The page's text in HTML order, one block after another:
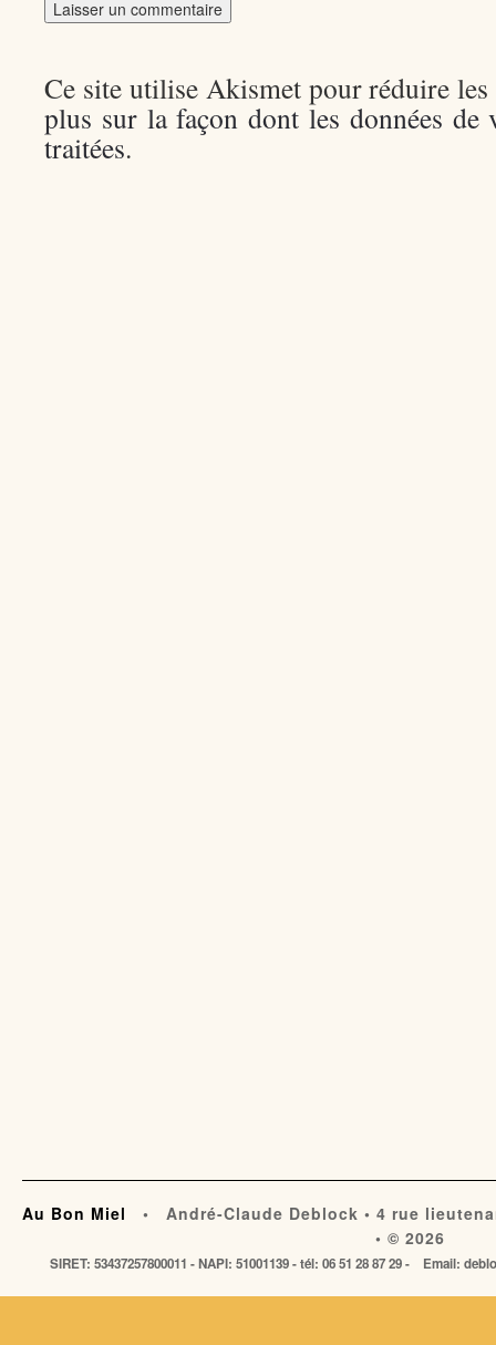
Ce site utilise Akismet pour réduire
plus sur la façon dont les données de
traitées.
Au Bon Miel
• André-Claude Deblock • 4 rue
• © 2026
SIRET: 53437257800011 - NAPI: 51001139 - tél: 06 51 28 87 29 - Email: